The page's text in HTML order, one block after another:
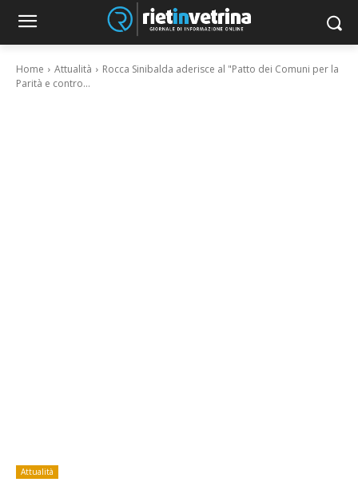
Home Attualità
Rocca Sinibalda aderisce al "Patto dei Comuni per la
Parità e contro...
Attualità